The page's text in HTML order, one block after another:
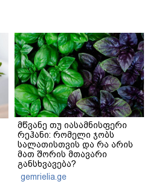
მწვანე თუ იასამნისფერი
რეჰანი: რომელი ჯობს
სალათისთვის და რა არის
მათ შორის მთავარი
განსხვავება?
gemrielia.ge